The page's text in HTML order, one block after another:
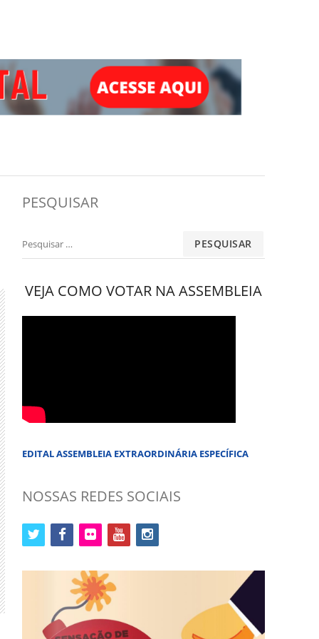
PESQUISAR
Pesquisar
VEJA COMO VOTAR NA ASSEMBLEIA
EDITAL ASSEMBLEIA EXTRAORDINÁRIA ESPECÍFICA
NOSSAS REDES SOCIAIS
twitterfacebook flickr youtube